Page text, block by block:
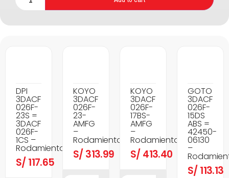
DPI
3DACF
026F-
23S =
3DACF
026F-
1CS –
Rodamientos
S/ 117.65
KOYO
3DACF
026F-
23-
AMFG
–
Rodamientos
S/ 313.99
KOYO
3DACF
026F-
17BS-
AMFG
–
Rodamientos
S/ 413.40
GOTO
3DACF
026F-
15DS
ABS =
42450-
06130
–
S/ 113.13